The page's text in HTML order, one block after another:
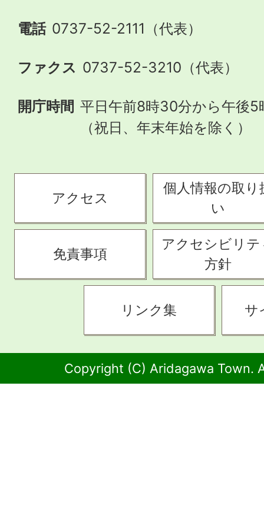
電話 0737-52-2111（代表）
ファクス 0737-52-3210（代表）
開庁時間 平日午前8時30分から午後5
（祝日、年末年始を除く）
アクセス
個人情報の取り
い
免責事項
アクセシビリテ
方針
リンク集 サ
Copyright (C) Aridagawa Town.